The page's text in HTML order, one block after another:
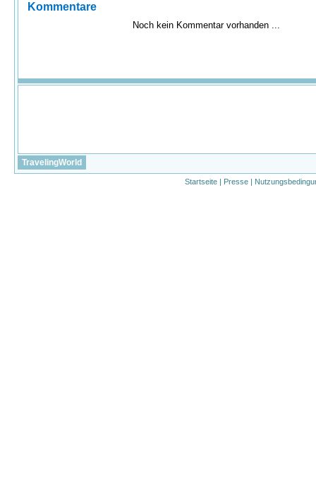
Kommentare
Noch kein Kommentar vorhanden ...
TravelingWorld
Startseite | Presse |